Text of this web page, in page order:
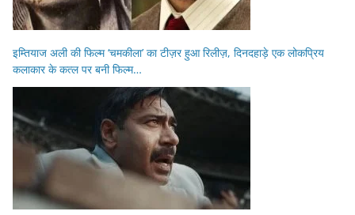
इम्तियाज अली की फिल्म ‘चमकीला’ का टीज़र हुआ रिलीज़, दिनदहाड़े एक लोकप्रिय
कलाकार के कत्ल पर बनी फिल्म…